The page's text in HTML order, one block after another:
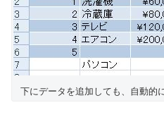
下にデータを追加しても、自動的